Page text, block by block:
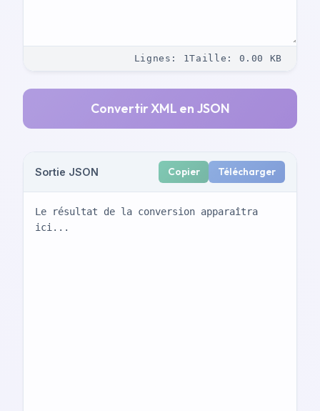
Lignes : 1Taille : 0.00 KB
Convertir XML en JSON
Sortie JSON Copier Télécharger